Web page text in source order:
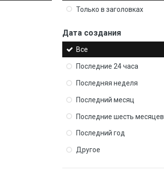
Только в заголовках
Дата создания
Все
Последние 24 часа
Последняя неделя
Последний месяц
Последние шесть месяцев
Последний год
Другое